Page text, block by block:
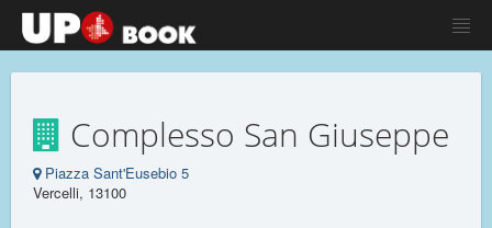
Complesso San Giuseppe
Piazza Sant'Eusebio 5
Vercelli, 13100